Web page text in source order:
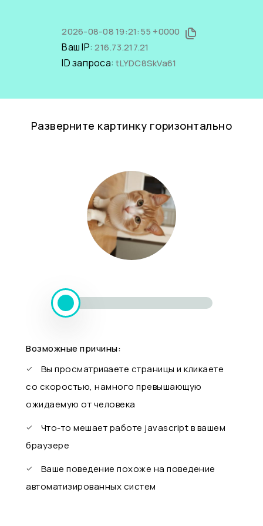
2026-08-08 19:21:55 +0000
Ваш IP:216.73.217.21
ID запроса:tLYDC8SkVa61
Разверните картинку горизонтально
Возможные причины:
Вы просматриваете страницы и кликаете
со скоростью, намного превышающую
ожидаемую от человека
Что-то мешает работе javascript в вашем
браузере
Ваше поведение похоже на поведение
автоматизированных систем